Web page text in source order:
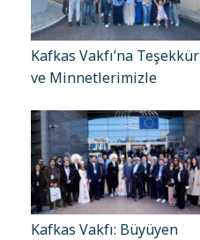
Kafkas Vakfı’na Teşekkür
ve Minnetlerimizle
Kafkas Vakfı: Büyüyen